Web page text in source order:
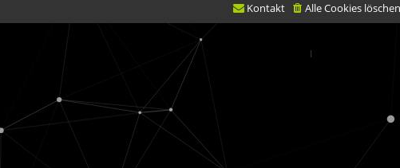
Alle Cookies löschen
Kontakt
|